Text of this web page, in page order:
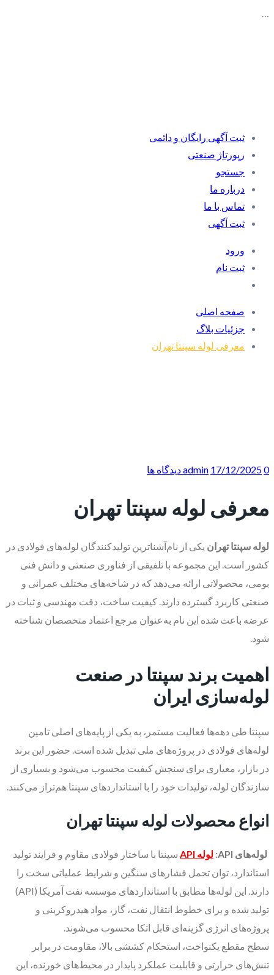
…
ثبت آگهی رایگان و دائمی
رپورتاژ صنعتی
جستجو
درباره ما
تماس با ما
ثبت آگهی
ورود
ثبت نام
صفحه اصلی
جزئیات بلاگ
معرفی لوله سپنتا تهران
admin 17/12/20250 دیدگاه ها
معرفی لوله سپنتا تهران
لوله سپنتا تهران یکی از نام‌آشناترین تولیدکنندگان لوله‌های فولادی در
کشور است. این مجموعه با تلفیقی از فناوری صنعتی و دانش فنی
بومی، محصولاتی ارائه می‌دهد که در شاخه‌های مختلف عمرانی و
صنعتی کاربرد گسترده دارند. کیفیت ساخت، دقت مهندسی و ثبات در
عرضه باعث شده این نام به‌عنوان مرجع اعتماد متخصصان شناخته
شود.
اهمیت برند سپنتا در صنعت
لوله‌سازی ایران
سپنتا طی دهه‌ها فعالیت مستمر، به یکی از پایه‌های اصلی تامین
لوله‌های فولادی در پروژه‌های ملی تبدیل شده است. حضور این برند
در بازار، معیاری برای سنجش کیفیت محسوب می‌شود و بسیاری از
سازندگان لوله، تولیدات خود را با استانداردهای سپنتا هم‌تراز می‌کنند.
انواع محصولات لوله سپنتا تهران
لوله‌های : لوله‌ API
سپنتا با ساختار فولادی مقاوم و فرایند تولید
استاندارد، توان تحمل فشارهای سنگین و شرایط عملیاتی سخت را
دارند. این لوله‌ها مطابق با استانداردهای موسسه نفت آمریکا (API)
تولید شده و برای خطوط انتقال نفت، گاز، مواد هیدروکربنی و
پروژه‌های انرژی گزینه‌ای قابل اتکا محسوب می‌شوند.
سطح مقطع یکنواخت، استحکام کششی بالا، مقاومت در برابر
تنش‌های حرارتی و قابلیت عملکرد پایدار در محیط‌های خورنده، این